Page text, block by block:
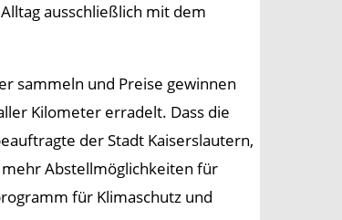
ausschließlich mit dem
sammeln und Preise gewinnen
Kilometer erradelt. Dass die
der Stadt Kaiserslautern,
Abstellmöglichkeiten für
für Klimaschutz und